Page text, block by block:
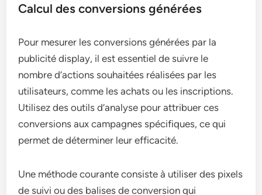
Calcul des conversions générées
Pour mesurer les conversions générées par la
publicité display, il est essentiel de suivre le
nombre d’actions souhaitées réalisées par les
utilisateurs, comme les achats ou les inscriptions.
Utilisez des outils d’analyse pour attribuer ces
conversions aux campagnes spécifiques, ce qui
permet de déterminer leur efficacité.
Une méthode courante consiste à utiliser des pixels
de suivi ou des balises de conversion qui